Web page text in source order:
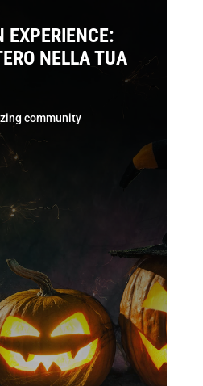
EXPERIENCE:
NELLA TUA
community